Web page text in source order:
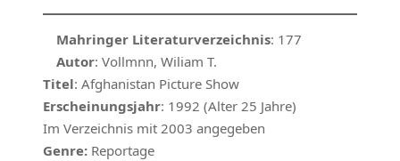
Mahringer Literaturverzeichnis: 177
Autor: Vollmnn, Wiliam T.
Titel: Afghanistan Picture Show
Erscheinungsjahr: 1992 (Alter 25 Jahre)
Im Verzeichnis mit 2003 angegeben
Genre: Reportage